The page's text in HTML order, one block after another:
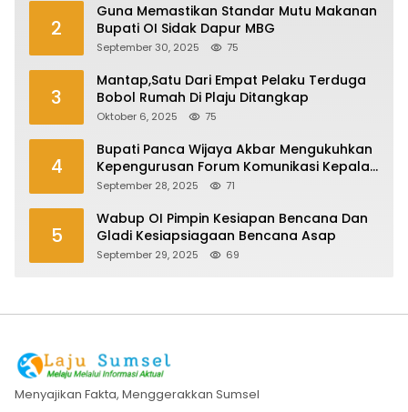
2
Guna Memastikan Standar Mutu Makanan
Bupati OI Sidak Dapur MBG
September 30, 2025 75
3
Mantap,Satu Dari Empat Pelaku Terduga
Bobol Rumah Di Plaju Ditangkap
Oktober 6, 2025 75
4
Bupati Panca Wijaya Akbar Mengukuhkan
Kepengurusan Forum Komunikasi Kepala
Desa Kabupaten Ogan Ilir Periode 2025-
September 28, 2025 71
5
Wabup OI Pimpin Kesiapan Bencana Dan
Gladi Kesiapsiagaan Bencana Asap
September 29, 2025 69
Menyajikan Fakta, Menggerakkan Sumsel